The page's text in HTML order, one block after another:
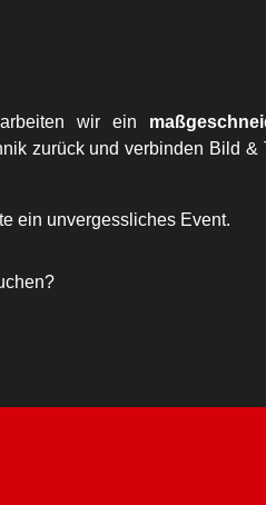
wir ein
zurück und verbinden Bild &
ein unvergessliches Event.